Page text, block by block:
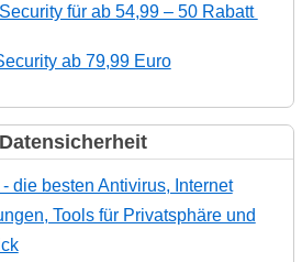
für ab 54,99 – 50 Rabatt
ab 79,99 Euro
die besten Antivirus, Internet
Tools für Privatsphäre und